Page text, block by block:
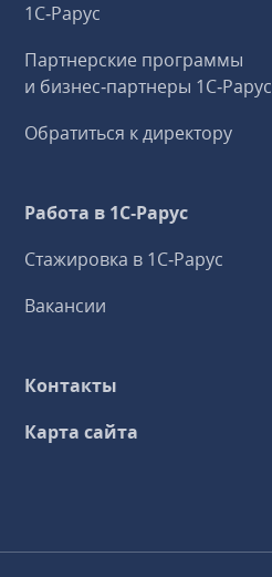
1С‑Рарус
Партнерские программы
и бизнес‑партнеры 1С‑Рарус
Обратиться к директору
Работа в 1С‑Рарус
Стажировка в 1С‑Рарус
Вакансии
Контакты
Карта сайта